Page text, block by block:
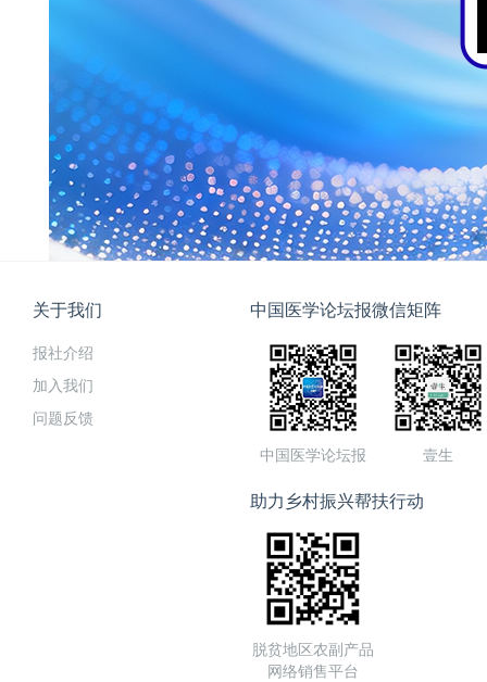
关于我们
报社介绍
加入我们
问题反馈
中国医学论坛报微信矩阵
中国医学论坛报 壹生
助力乡村振兴帮扶行动
脱贫地区农副产品
网络销售平台